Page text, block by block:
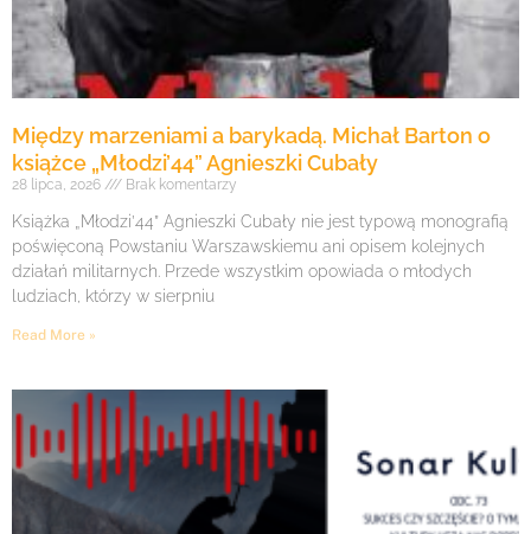
Między marzeniami a barykadą. Michał Barton o
książce „Młodzi’44” Agnieszki Cubały
28 lipca, 2026 Brak komentarzy
Książka „Młodzi’44” Agnieszki Cubały nie jest typową monografią
poświęconą Powstaniu Warszawskiemu ani opisem kolejnych
działań militarnych. Przede wszystkim opowiada o młodych
ludziach, którzy w sierpniu
Read More »